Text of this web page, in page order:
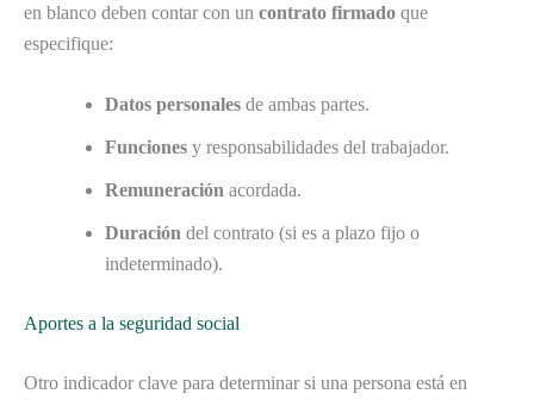
en blanco deben contar con un contrato firmado que
especifique:
Datos personales de ambas partes.
Funciones y responsabilidades del trabajador.
Remuneración acordada.
Duración del contrato (si es a plazo fijo o
indeterminado).
Aportes a la seguridad social
Otro indicador clave para determinar si una persona está en